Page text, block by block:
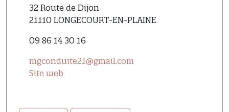
32 Route de Dijon
21110 LONGECOURT-EN-PLAINE
09 86 14 30 16
mgconduite21@gmail.com
Site web